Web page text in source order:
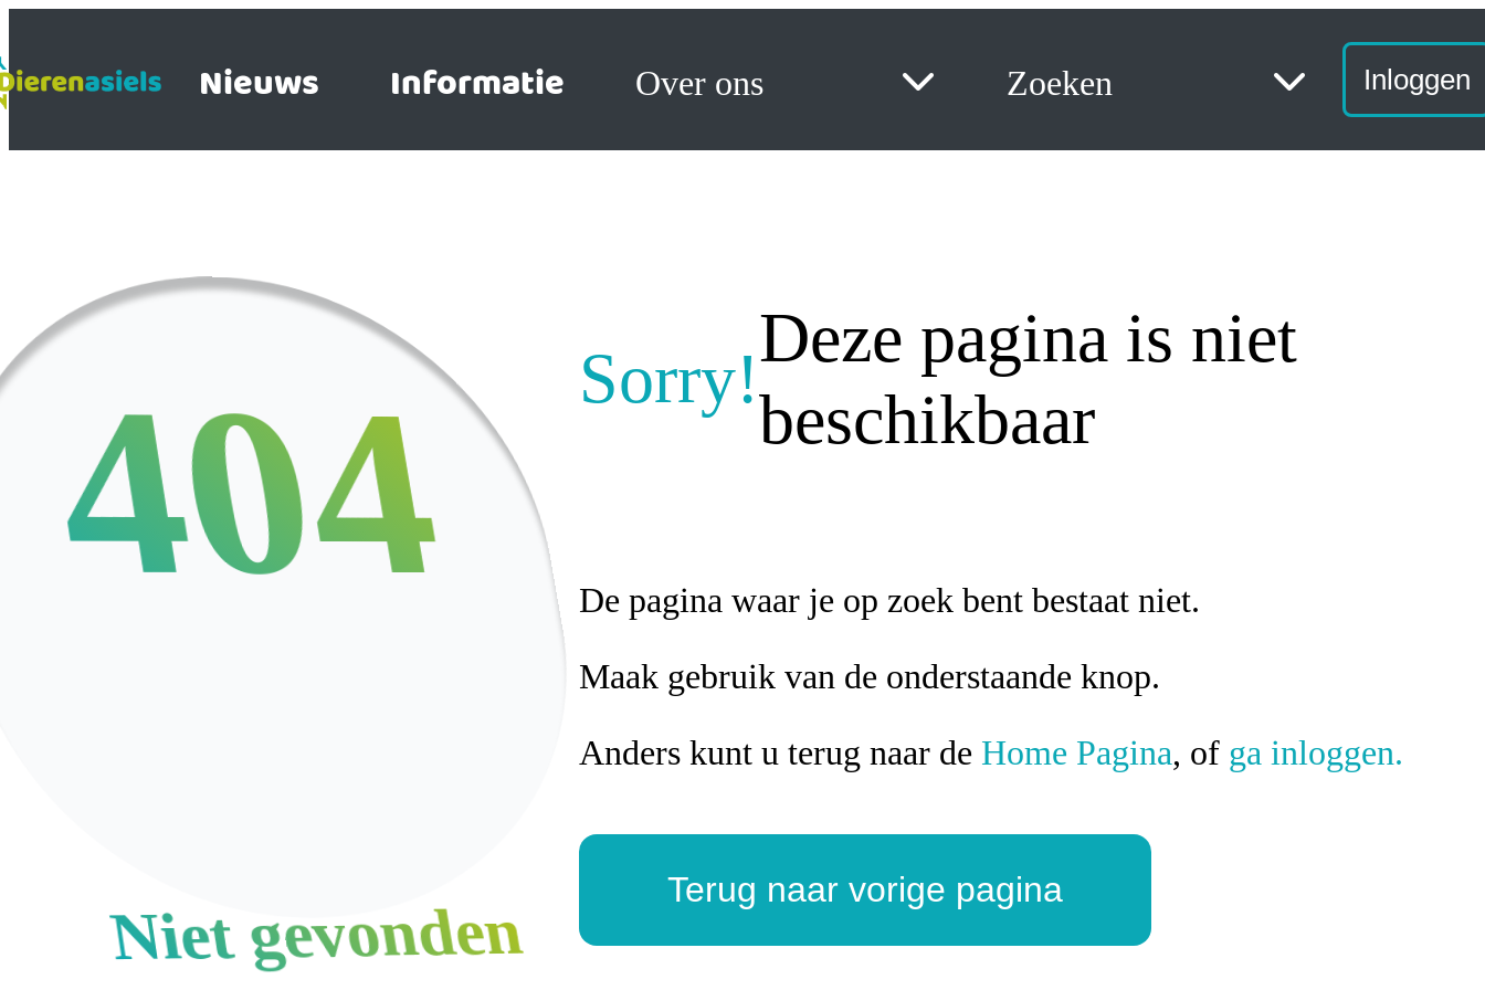
Nieuws Informatie Over ons Zoeken Inloggen
404
Niet gevonden
Sorry!
Deze pagina is niet
beschikbaar
De pagina waar je op zoek bent bestaat niet.
Maak gebruik van de onderstaande knop.
Anders kunt u terug naar de Home Pagina, of ga inloggen.
Terug naar vorige pagina